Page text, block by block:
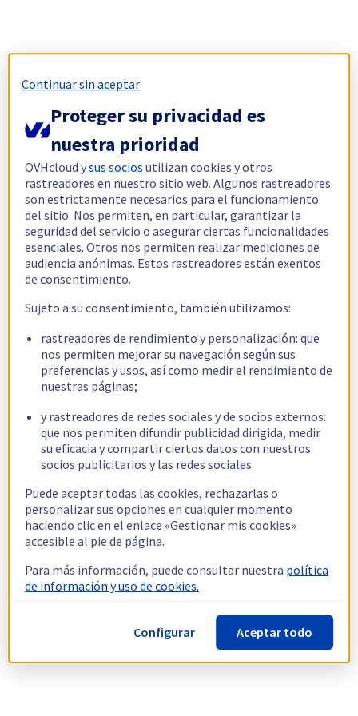
Continuar sin aceptar
Proteger su privacidad es
nuestra prioridad
OVHcloud ysus socios utilizan cookies y otros
rastreadores en nuestro sitio web. Algunos rastreadores
son estrictamente necesarios para el funcionamiento
del sitio. Nos permiten, en particular, garantizar la
seguridad del servicio o asegurar ciertas funcionalidades
esenciales. Otros nos permiten realizar mediciones de
audiencia anónimas. Estos rastreadores están exentos
de consentimiento.
Sujeto a su consentimiento, también utilizamos:
rastreadores de rendimiento y personalización: que
nos permiten mejorar su navegación según sus
preferencias y usos, así como medir el rendimiento de
nuestras páginas;
y rastreadores de redes sociales y de socios externos:
que nos permiten difundir publicidad dirigida, medir
su eficacia y compartir ciertos datos con nuestros
socios publicitarios y las redes sociales.
Puede aceptar todas las cookies, rechazarlas o
personalizar sus opciones en cualquier momento
haciendo clic en el enlace «Gestionar mis cookies»
accesible al pie de página.
Para más información, puede consultar nuestra política
de información y uso de cookies.
Configurar Aceptar todo